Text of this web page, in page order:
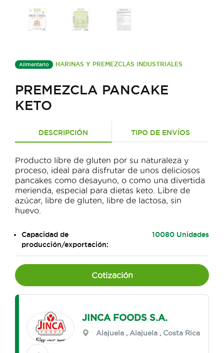
Alimentario HARINAS Y PREMEZCLAS INDUSTRIALES
PREMEZCLA PANCAKE
KETO
DESCRIPCIÓN TIPO DE ENVÍOS
Producto libre de gluten por su naturaleza y
proceso, ideal para disfrutar de unos deliciosos
pancakes como desayuno, o como una divertida
merienda, especial para dietas keto. Libre de
azúcar, libre de gluten, libre de lactosa, sin
huevo.
Capacidad de
producción/exportación:
10080 Unidades
Cotización
JINCA FOODS S.A.
Alajuela , Alajuela , Costa Rica